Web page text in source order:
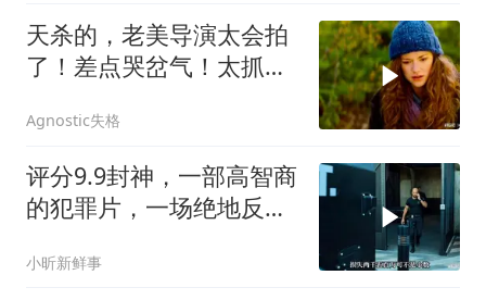
天杀的，老美导演太会拍
了！差点哭岔气！太抓心
Agnostic失格
评分9.9封神，一部高智商
的犯罪片，一场绝地反
小昕新鲜事